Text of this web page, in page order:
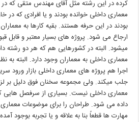
کردهدر این رشته مثلآقای مهندس متقی کهدر
معماریداخلی خواندهبودند و یا افرادیکهدر
بودند در اینحرفه هستند.بقیهکارهابه معماران
ارجاع می شود. پروژه هایبسیار معتبروقابل
میشود. البتهدرکشورهایی همکه هردو رشته
معماریداخلی به معمارانوجوددارد. البتهبه
اجرا هم پروژه های معماریداخلی بازارورود
جلب میکند.ولی مجموعه سخنانفوق دلیلبر
معماریداخلی نیست.بسیاری از سرفصل هایی
داده می شود.طراحان رابرای موضوعات معماری
مهارت هاقطعاًبنابهعلاقهو یاتجربهبوجودآمده